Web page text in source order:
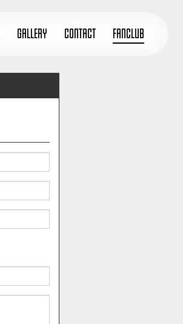
GALLERY CONTACT FANCLUB